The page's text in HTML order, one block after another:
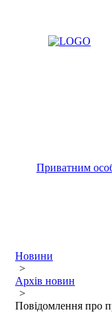
Приватним
Новини
>
Архів новин
>
Повідомлення про